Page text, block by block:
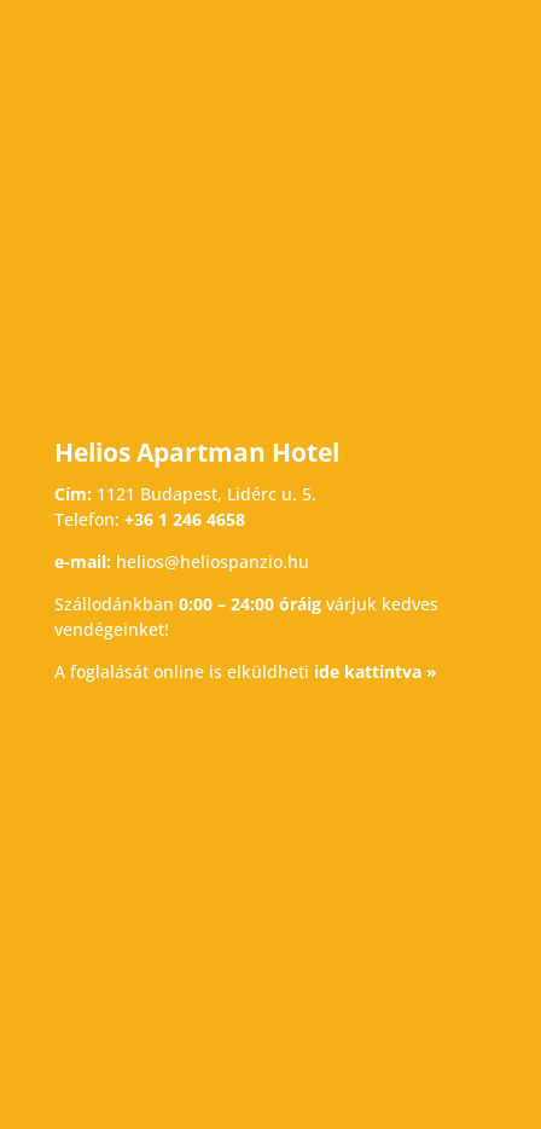
Helios Apartman Hotel
Cím:1121 Budapest, Lidérc u. 5.
Telefon: +36 1 246 4658
e-mail:helios@heliospanzio.hu
Szállodánkban 0:00 – 24:00 óráigvárjuk kedves
vendégeinket!
A foglalását online is elküldheti ide kattintva »